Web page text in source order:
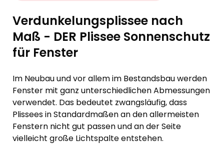
Verdunkelungsplissee nach
Maß - DER Plissee Sonnenschutz
für Fenster
Im Neubau und vor allem im Bestandsbau werden
Fenster mit ganz unterschiedlichen Abmessungen
verwendet. Das bedeutet zwangsläufig, dass
Plissees in Standardmaßen an den allermeisten
Fenstern nicht gut passen und an der Seite
vielleicht große Lichtspalte entstehen.